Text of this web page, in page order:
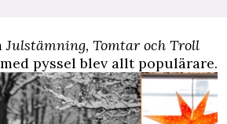
Julstämning, Tomtar och Troll
med pyssel blev allt populärare.